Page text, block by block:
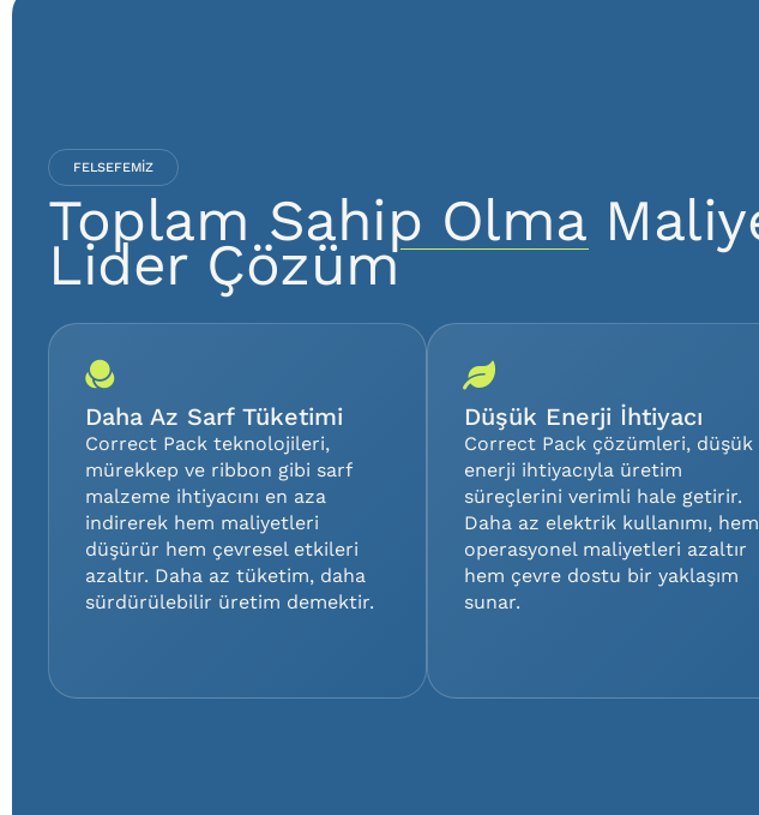
FELSEFEMIZ
Toplam Sahip Olma
Lider Çözüm
Daha Az Sarf Tüketimi
Correct Pack teknolojileri,
mürekkep ve ribbon gibi sarf
malzeme ihtiyacını en aza
indirerek hem maliyetleri
düşürür hem çevresel etkileri
azaltır. Daha az tüketim, daha
sürdürülebilir üretim demektir.
Düşük Enerji İhtiyacı
Correct Pack çözümleri, düşük
enerji ihtiyacıyla üretim
süreçlerini verimli hale getirir.
Daha az elektrik kullanımı, hem
operasyonel maliyetleri azaltır
hem çevre dostu bir yaklaşım
sunar.